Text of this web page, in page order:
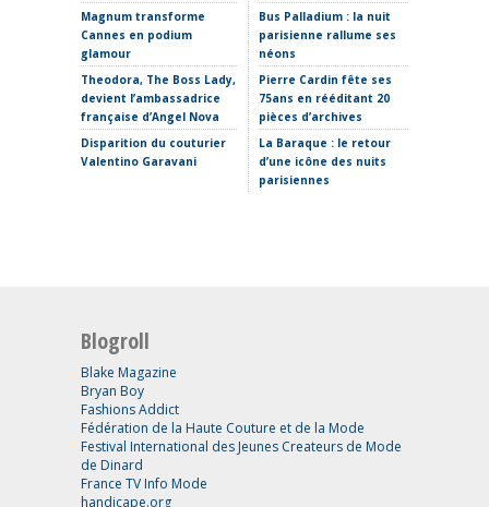
Magnum transforme
Cannes en podium
glamour
Theodora, The Boss Lady,
devient l’ambassadrice
française d’Angel Nova
Disparition du couturier
Valentino Garavani
Bus Palladium : la nuit
parisienne rallume ses
néons
Pierre Cardin fête ses
75ans en rééditant 20
pièces d’archives
La Baraque : le retour
d’une icône des nuits
parisiennes
Blogroll
Blake Magazine
Bryan Boy
Fashions Addict
Fédération de la Haute Couture et de la Mode
Festival International des Jeunes Createurs de Mode
de Dinard
France TV Info Mode
handicape.org